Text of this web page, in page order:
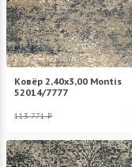
Ковёр 2,40х3,00 Montis
52014/7777
113 771 ₽